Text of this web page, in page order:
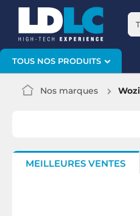
TOUS NOS PRODUITS
Nos marques
MEILLEURES VENTES